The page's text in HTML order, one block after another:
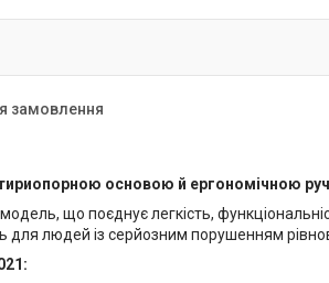
замовлення
основою й ергономічною
що поєднує легкість,
людей із серйозним порушенням